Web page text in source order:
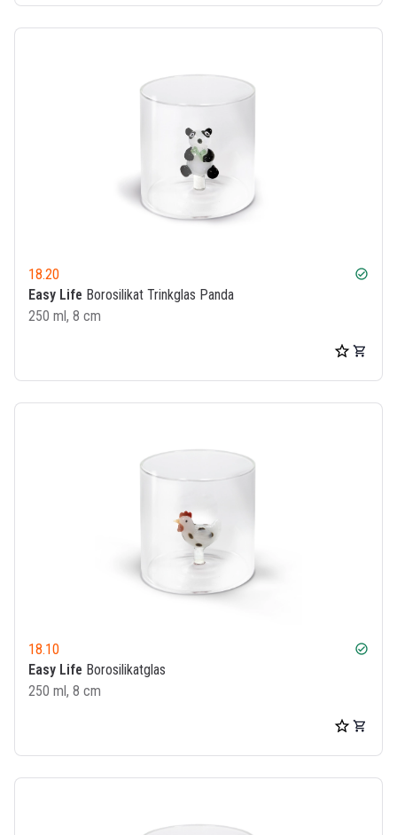
18.20 check_circle
Easy Life Borosilikat Trinkglas Panda
250 ml, 8 cm
18.10 check_circle
Easy Life Borosilikatglas
250 ml, 8 cm